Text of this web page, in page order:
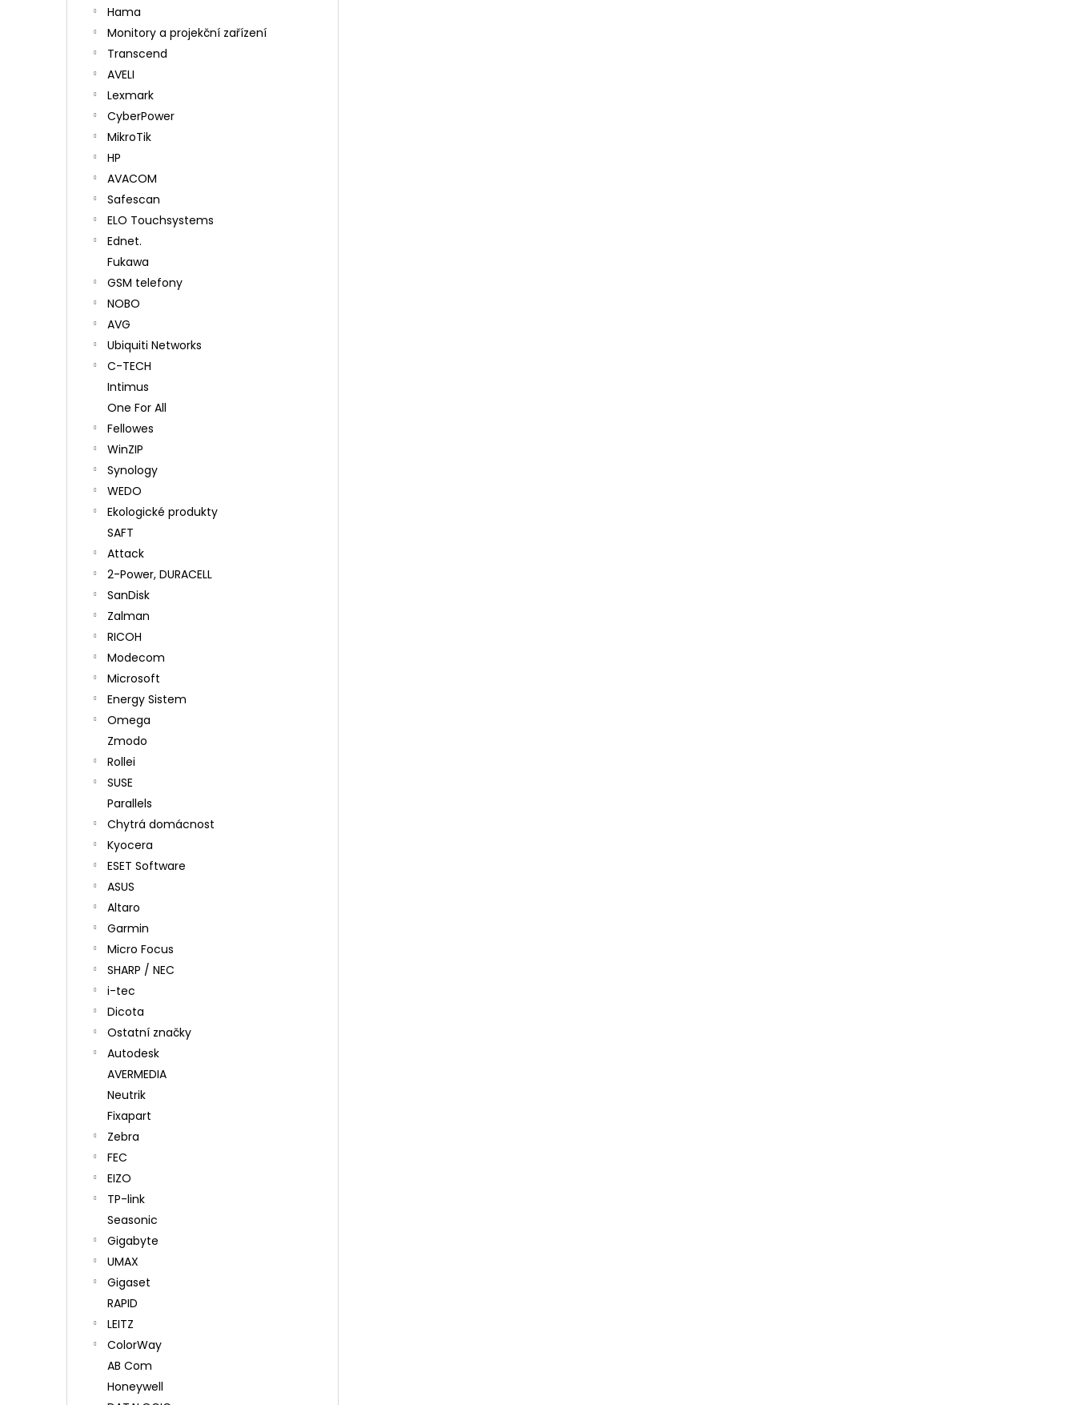
Hama
Monitory a projekční zařízení
Transcend
AVELI
Lexmark
CyberPower
MikroTik
HP
AVACOM
Safescan
ELO Touchsystems
Ednet.
Fukawa
GSM telefony
NOBO
AVG
Ubiquiti Networks
C-TECH
Intimus
One For All
Fellowes
WinZIP
Synology
WEDO
Ekologické produkty
SAFT
Attack
2-Power, DURACELL
SanDisk
Zalman
RICOH
Modecom
Microsoft
Energy Sistem
Omega
Zmodo
Rollei
SUSE
Parallels
Chytrá domácnost
Kyocera
ESET Software
ASUS
Altaro
Garmin
Micro Focus
SHARP / NEC
i-tec
Dicota
Ostatní značky
Autodesk
AVERMEDIA
Neutrik
Fixapart
Zebra
FEC
EIZO
TP-link
Seasonic
Gigabyte
UMAX
Gigaset
RAPID
LEITZ
ColorWay
AB Com
Honeywell